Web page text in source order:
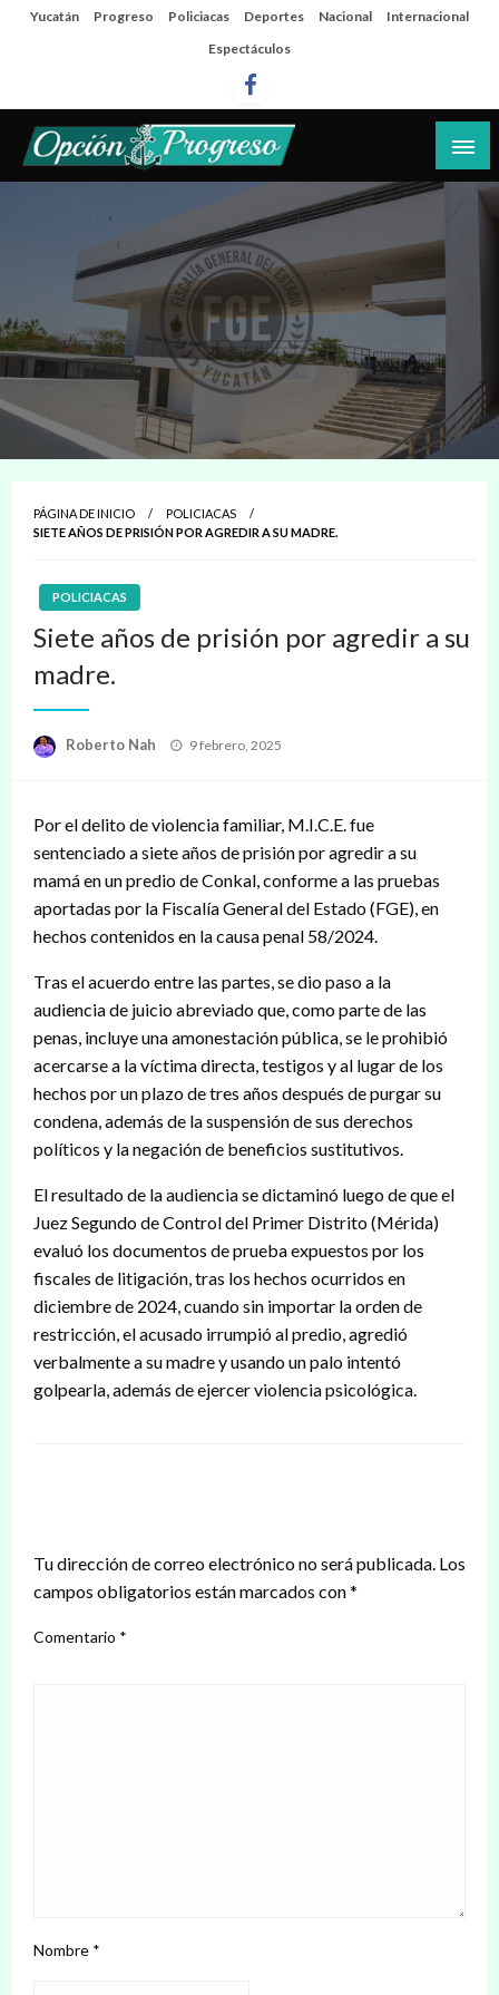
SaltaYucatán Progreso Policiacas Deportes Nacional
Internacional
Espectáculos
Las noticias del día a día del puerto
PÁGINA DE INICIO
POLICIACAS
SIETE AÑOS DE PRISIÓN POR AGREDIR A SU MADRE.
POLICIACAS
Siete años de prisión por agredir a su
madre.
Roberto Nah
Publicado
9 febrero, 2025
Por el delito de violencia familiar, M.I.C.E. fue
sentenciado a siete años de prisión por agredir a su
mamá en un predio de Conkal, conforme a las pruebas
aportadas por la Fiscalía General del Estado (FGE), en
hechos contenidos en la causa penal 58/2024.
Tras el acuerdo entre las partes, se dio paso a la
audiencia de juicio abreviado que, como parte de las
penas, incluye una amonestación pública, se le prohibió
acercarse a la víctima directa, testigos y al lugar de los
hechos por un plazo de tres años después de purgar su
condena, además de la suspensión de sus derechos
políticos y la negación de beneficios sustitutivos.
El resultado de la audiencia se dictaminó luego de que el
Juez Segundo de Control del Primer Distrito (Mérida)
evaluó los documentos de prueba expuestos por los
fiscales de litigación, tras los hechos ocurridos en
diciembre de 2024, cuando sin importar la orden de
restricción, el acusado irrumpió al predio, agredió
verbalmente a su madre y usando un palo intentó
golpearla, además de ejercer violencia psicológica.
Tu dirección de correo electrónico no será publicada. Los
campos obligatorios están marcados con*
Comentario *
Nombre *